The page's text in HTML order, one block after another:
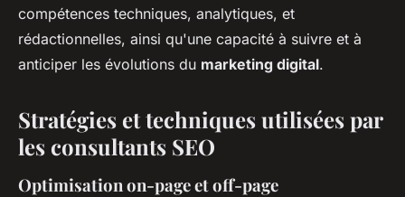
compétences techniques, analytiques, et
rédactionnelles, ainsi qu'une capacité à suivre et à
anticiper les évolutions du marketing digital.
Stratégies et techniques utilisées par
les consultants SEO
Optimisation on-page et off-page